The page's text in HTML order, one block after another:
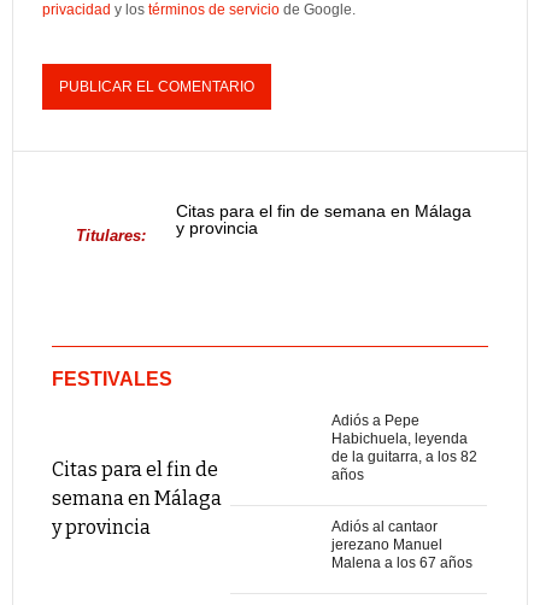
privacidad y los términos de servicio de Google.
Titulares:
Citas para el fin de semana en Málaga
y provincia
FESTIVALES
Citas para el fin de
semana en Málaga
y provincia
Adiós a Pepe
Habichuela, leyenda
de la guitarra, a los 82
años
Adiós al cantaor
jerezano Manuel
Malena a los 67 años